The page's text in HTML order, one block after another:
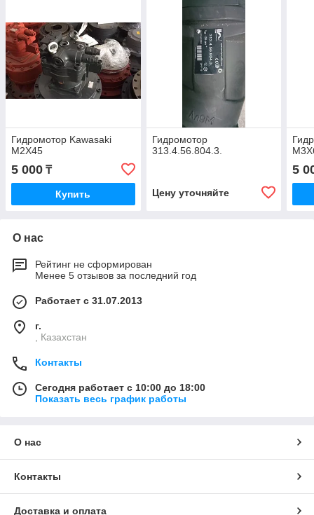
Гидромотор Kawasaki
M2X45
5 000 ₸
Купить
Гидромотор
313.4.56.804.3.
Цену уточняйте
5
О нас
Рейтинг не сформирован
Менее 5 отзывов за последний год
Работает с 31.07.2013
г.
, Казахстан
Контакты
Сегодня работает с 10:00 до 18:00
Показать весь график работы
О нас
Контакты
Доставка и оплата